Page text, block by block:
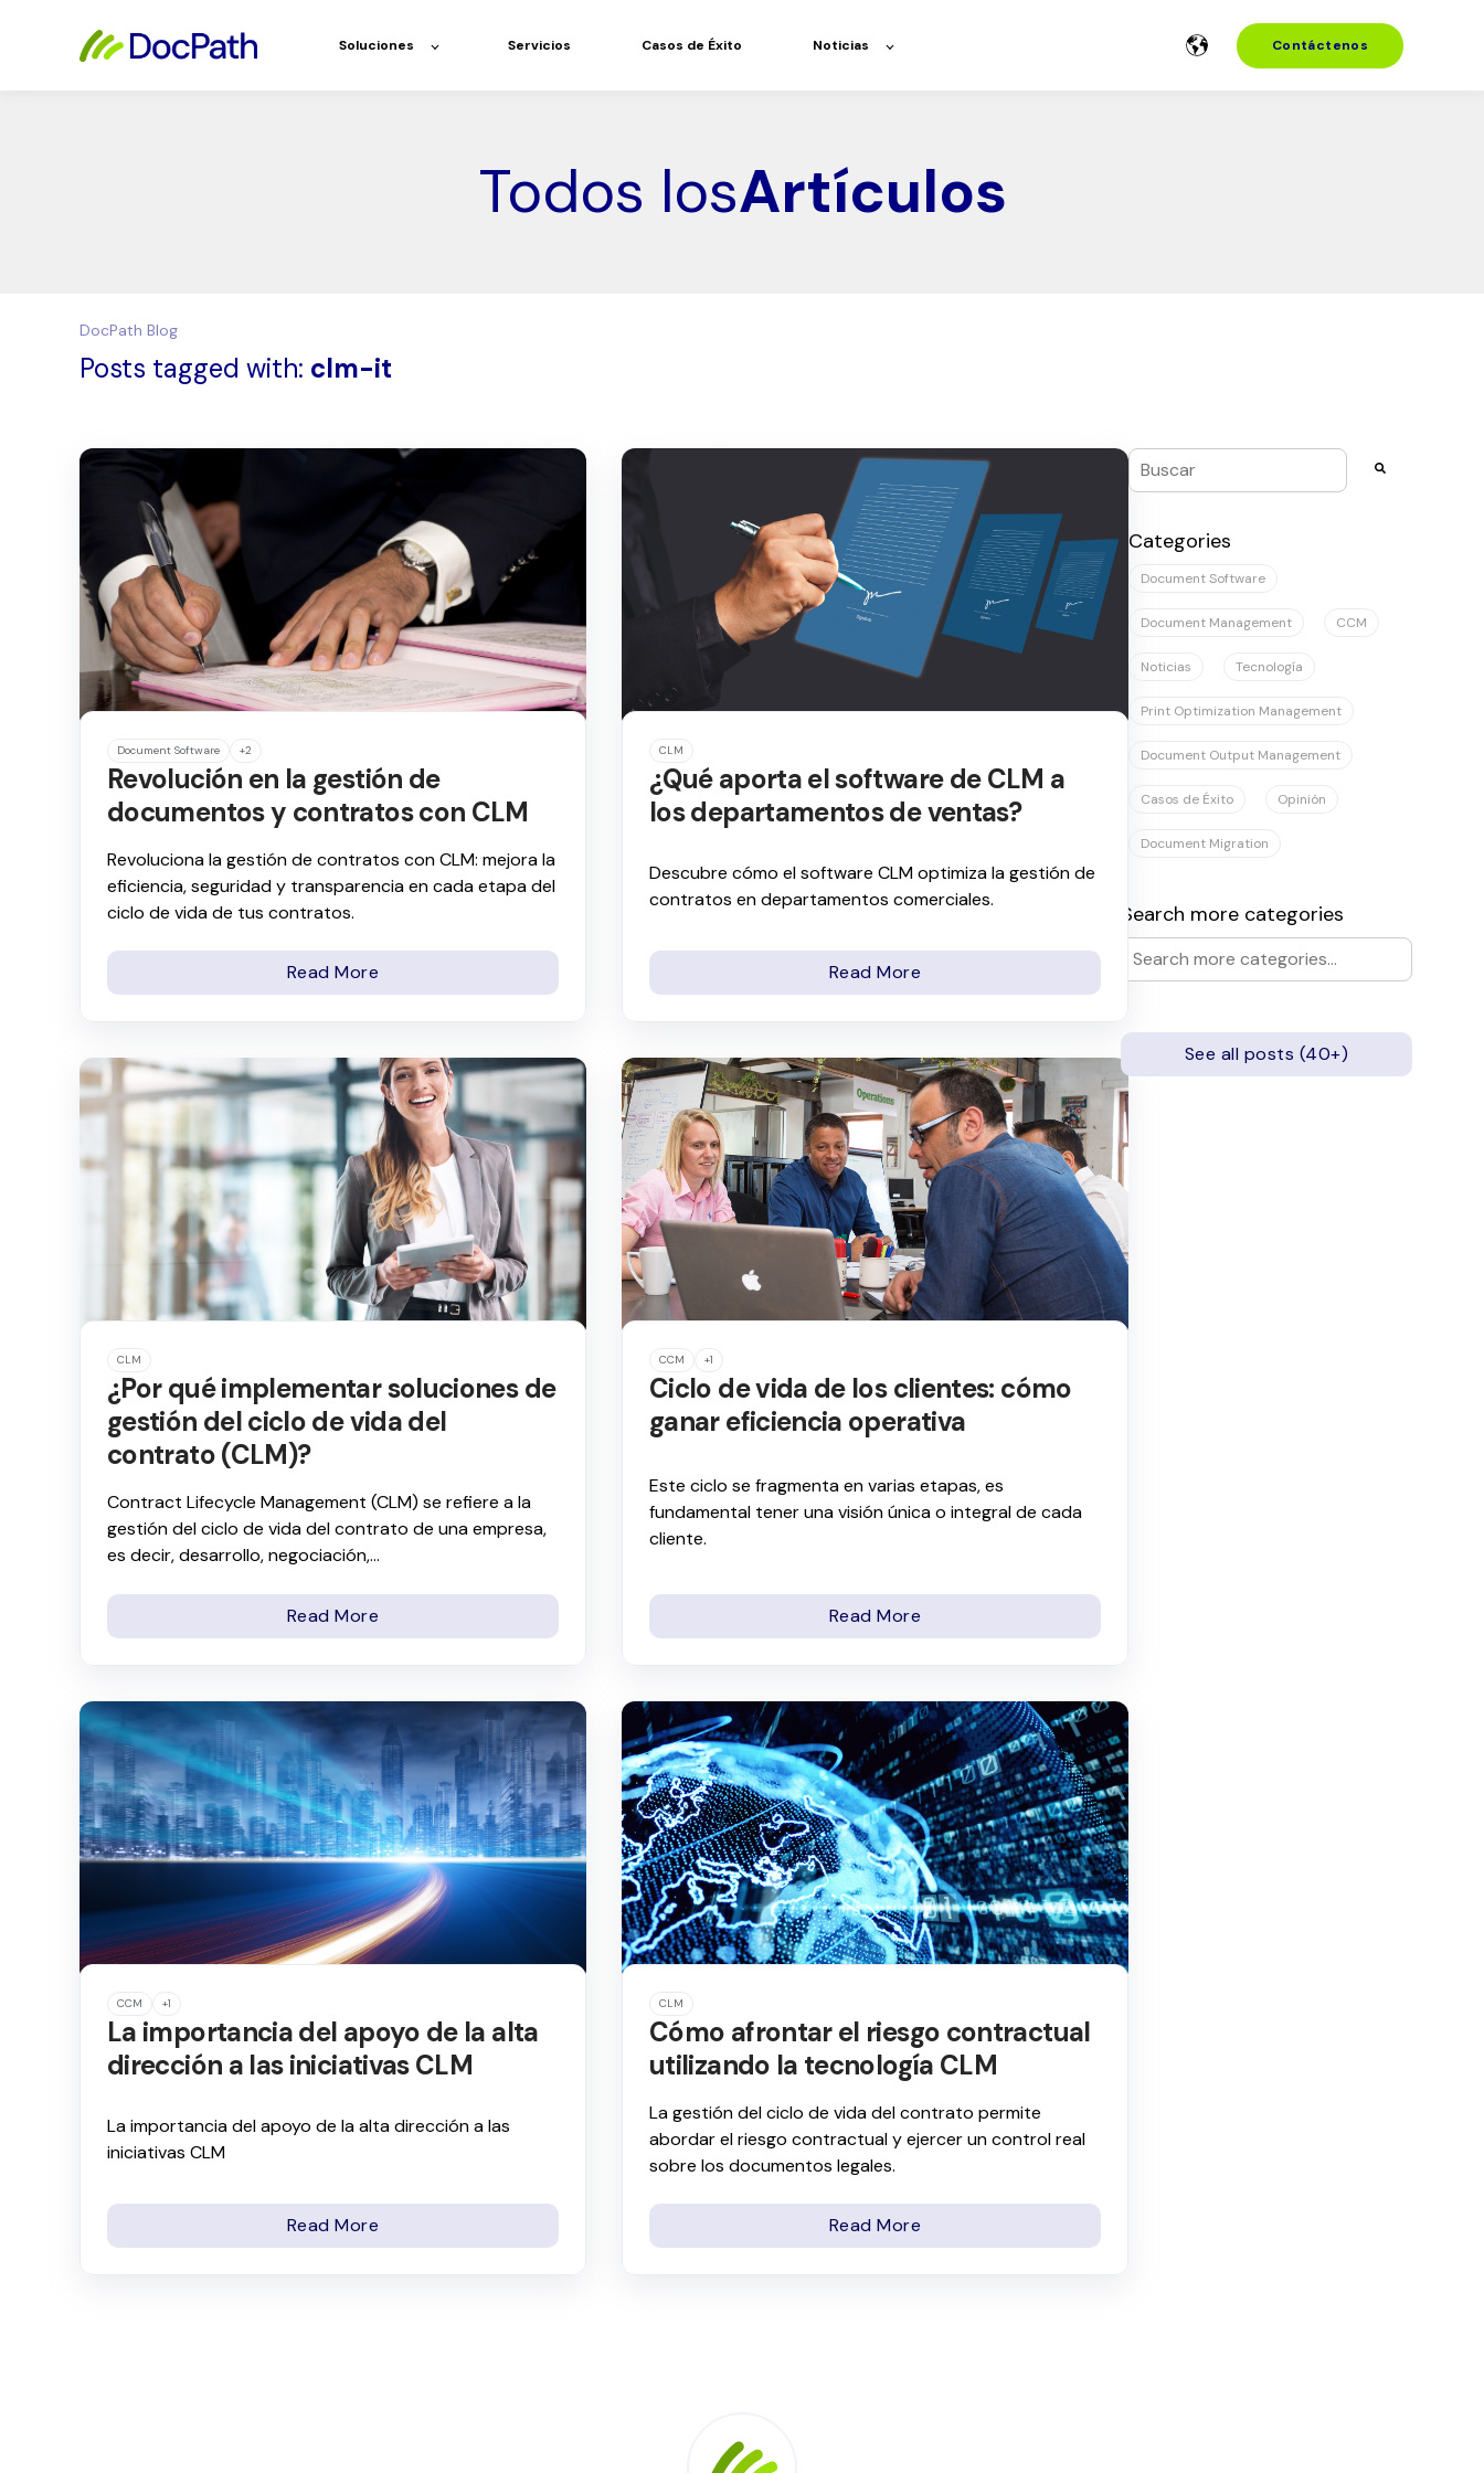
Soluciones Servicios Casos de Éxito Noticias Contáctenos
Todos losArtículos
DocPath Blog
Posts tagged with: clm-it
Esto es un campo de búsqueda con una
Categories
Document Software
Document Management CCM
Noticias Tecnología
Print Optimization Management
Document Output Management
Casos de Éxito Opinión
Document Migration
Search more categories
See all posts (40+)
Document Software +2
Revolución en la gestión de
documentos y contratos con CLM
Revoluciona la gestión de contratos con CLM: mejora la
eficiencia, seguridad y transparencia en cada etapa del
ciclo de vida de tus contratos.
Read More
CLM
¿Qué aporta el software de CLM a
los departamentos de ventas?
Descubre cómo el software CLM optimiza la gestión de
contratos en departamentos comerciales.
Read More
CLM
¿Por qué implementar soluciones de
gestión del ciclo de vida del
contrato (CLM)?
Contract Lifecycle Management (CLM) se refiere a la
gestión del ciclo de vida del contrato de una empresa,
es decir, desarrollo, negociación,...
Read More
CCM +1
Ciclo de vida de los clientes: cómo
ganar eficiencia operativa
Este ciclo se fragmenta en varias etapas, es
fundamental tener una visión única o integral de cada
cliente.
Read More
CCM +1
La importancia del apoyo de la alta
dirección a las iniciativas CLM
La importancia del apoyo de la alta dirección a las
iniciativas CLM
Read More
CLM
Cómo afrontar el riesgo contractual
utilizando la tecnología CLM
La gestión del ciclo de vida del contrato permite
abordar el riesgo contractual y ejercer un control real
sobre los documentos legales.
Read More